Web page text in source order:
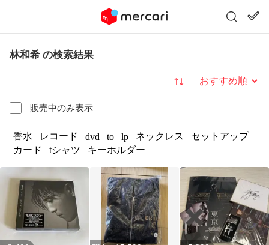
林和希 の検索結果
販売中のみ表示
並び替え
香水 レコード dvd to lp ネックレス
セットアップ
カード
tシャツ キーホルダー